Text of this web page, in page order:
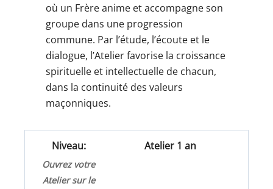
où un Frère anime et accompagne son
groupe dans une progression
commune. Par l’étude, l’écoute et le
dialogue, l’Atelier favorise la croissance
spirituelle et intellectuelle de chacun,
dans la continuité des valeurs
maçonniques.
Atelier 1 an
Ouvrez votre
Atelier sur le